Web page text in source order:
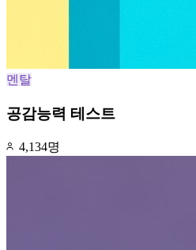
멘탈
공감능력 테스트
4,134명